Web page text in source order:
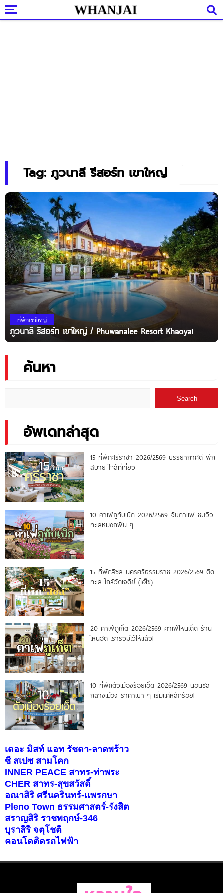
Tag: ภูวนาลี รีสอร์ท เขาใหญ่
ที่พักเขาใหญ่
ภูวนาลี รีสอร์ท เขาใหญ่ / Phuwanalee Resort Khaoyai
ค้นหา
Search
อัพเดทล่าสุด
15 ที่พักศรีราชา 2026/2569 บรรยากาศดี พัก
สบาย ใกล้ที่เที่ยว
10 คาเฟ่ภูทับเบิก 2026/2569 จิบกาแฟ ชมวิว
ทะเลหมอกฟิน ๆ
15 ที่พักสิชล นครศรีธรรมราช 2026/2569 ติด
ทะเล ใกล้วัดเจดีย์ (ไอ้ไข่)
20 คาเฟ่ภูเก็ต 2026/2569 คาเฟ่ไหนเด็ด ร้าน
ไหนฮิต เรารวมไว้ให้แล้ว!
10 ที่พักตัวเมืองร้อยเอ็ด 2026/2569 นอนชิล
กลางเมือง ราคาเบา ๆ เริ่มแค่หลักร้อย!
เดอะ มิสท์ แอท รัชดา-ลาดพร้าว
ซี สเปซ สามโคก
INNER PEACE สาทร-ท่าพระ
CHER สาทร-สุขสวัสดิ์
อณาสิริ ศรีนครินทร์-แพรกษา
Pleno Town ธรรมศาสตร์-รังสิต
สราญสิริ ราชพฤกษ์-346
บุราสิริ จตุโชติ
คอนโดติดรถไฟฟ้า